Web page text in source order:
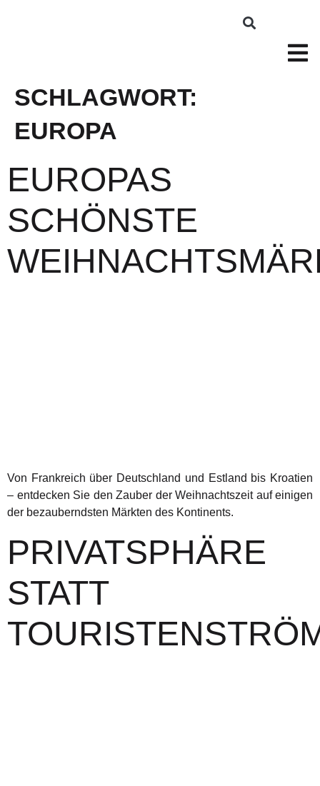
SCHLAGWORT:
EUROPA
EUROPAS
SCHÖNSTE
Von Frankreich über Deutschland und Estland bis Kroatien
– entdecken Sie den Zauber der Weihnachtszeit auf einigen
der bezauberndsten Märkten des Kontinents.
PRIVATSPHÄRE
STATT